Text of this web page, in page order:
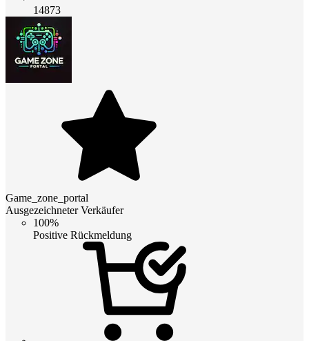
14873
Game_zone_portal
Ausgezeichneter Verkäufer
100%
Positive Rückmeldung